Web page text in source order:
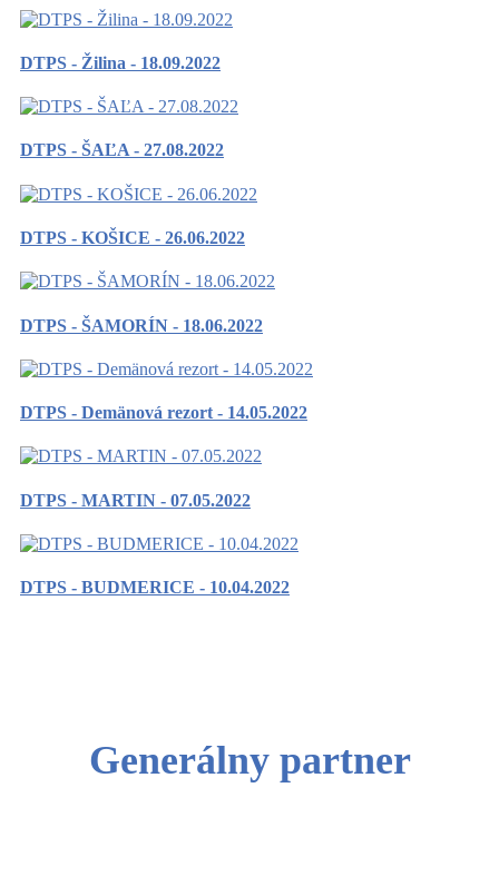
DTPS - Žilina - 18.09.2022
DTPS - ŠAĽA - 27.08.2022
DTPS - KOŠICE - 26.06.2022
DTPS - ŠAMORÍN - 18.06.2022
DTPS - Demänová rezort - 14.05.2022
DTPS - MARTIN - 07.05.2022
DTPS - BUDMERICE - 10.04.2022
Generálny partner